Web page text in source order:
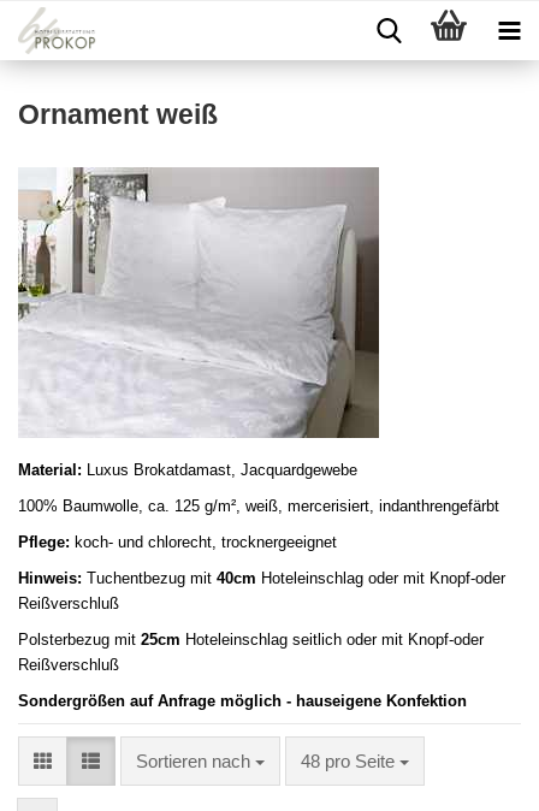
Ornament weiß
Material: Luxus Brokatdamast, Jacquardgewebe
100% Baumwolle, ca. 125 g/m², weiß, mercerisiert, indanthrengefärbt
Pflege: koch- und chlorecht, trocknergeeignet
Hinweis: Tuchentbezug mit 40cm Hoteleinschlag oder mit Knopf-oder
Reißverschluß
Polsterbezug mit 25cm Hoteleinschlag seitlich oder mit Knopf-oder
Reißverschluß
Sondergrößen auf Anfrage möglich - hauseigene Konfektion
Sortieren nach 48 pro Seite